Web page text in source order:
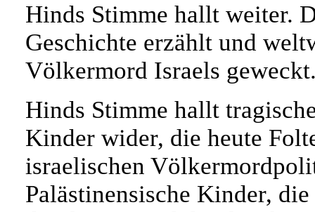
Hinds Stimme hallt weiter.
Geschichte erzählt und
Völkermord Israels
Hinds Stimme hallt
Kinder wider, die heute
israelischen
Palästinensische Kinder,